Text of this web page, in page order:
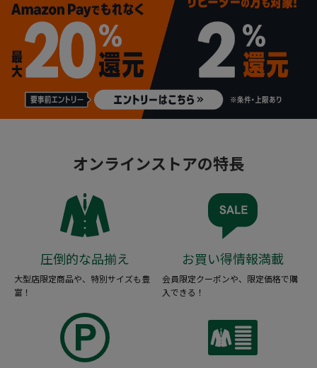
オンラインストアの特長
圧倒的な品揃え
大型店限定商品や、特別サイズも豊
富！
お買い得情報満載
会員限定クーポンや、限定価格で購
入できる！